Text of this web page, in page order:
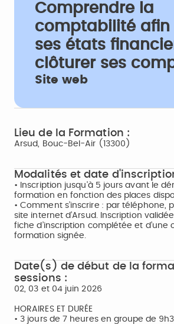
Comprendre la
comptabilité afin
ses états
clôturer ses
Site web
Lieu de la Formation :
Arsud, Bouc-Bel-Air (13300)
Modalités et date
• Inscription jusqu'à 5 jours avant le
formation en fonction des places
• Comment s’inscrire : par téléphone,
site internet d’Arsud. Inscription
fiche d’inscription complétée et d’une
formation signée.
Date(s) de début de la
sessions :
02, 03 et 04 juin 2026
HORAIRES ET DURÉE
• 3 jours de 7 heures en groupe de